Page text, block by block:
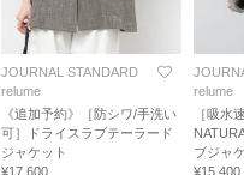
JOURNAL STANDARD
relume
《追加予約》［防シワ/手洗い
可］ドライスラブテーラード
ジャケット
¥17,600
relume
［吸水
ブジャ
¥15,400